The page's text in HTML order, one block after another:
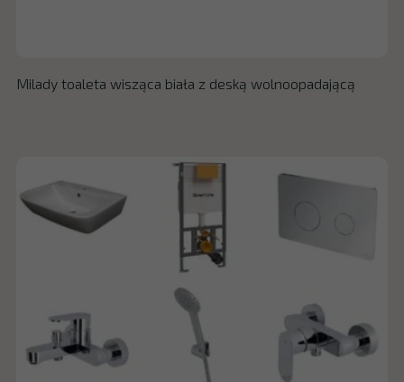
Milady toaleta wisząca biała z deską wolnoopadającą